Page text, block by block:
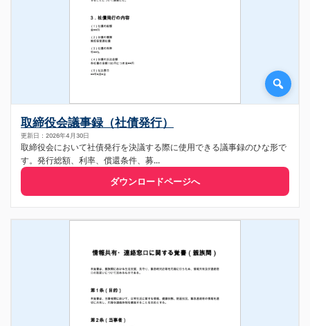
取締役会議事録（社債発行）
更新日：2026年4月30日
取締役会において社債発行を決議する際に使用できる議事録のひな形で
す。発行総額、利率、償還条件、募...
ダウンロードページへ